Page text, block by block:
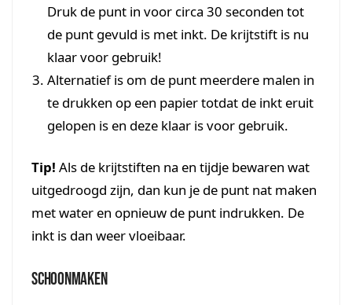
Druk de punt in voor circa 30 seconden tot
de punt gevuld is met inkt. De krijtstift is nu
klaar voor gebruik!
Alternatief is om de punt meerdere malen in
te drukken op een papier totdat de inkt eruit
gelopen is en deze klaar is voor gebruik.
Tip! Als de krijtstiften na en tijdje bewaren wat
uitgedroogd zijn, dan kun je de punt nat maken
met water en opnieuw de punt indrukken. De
inkt is dan weer vloeibaar.
Schoonmaken